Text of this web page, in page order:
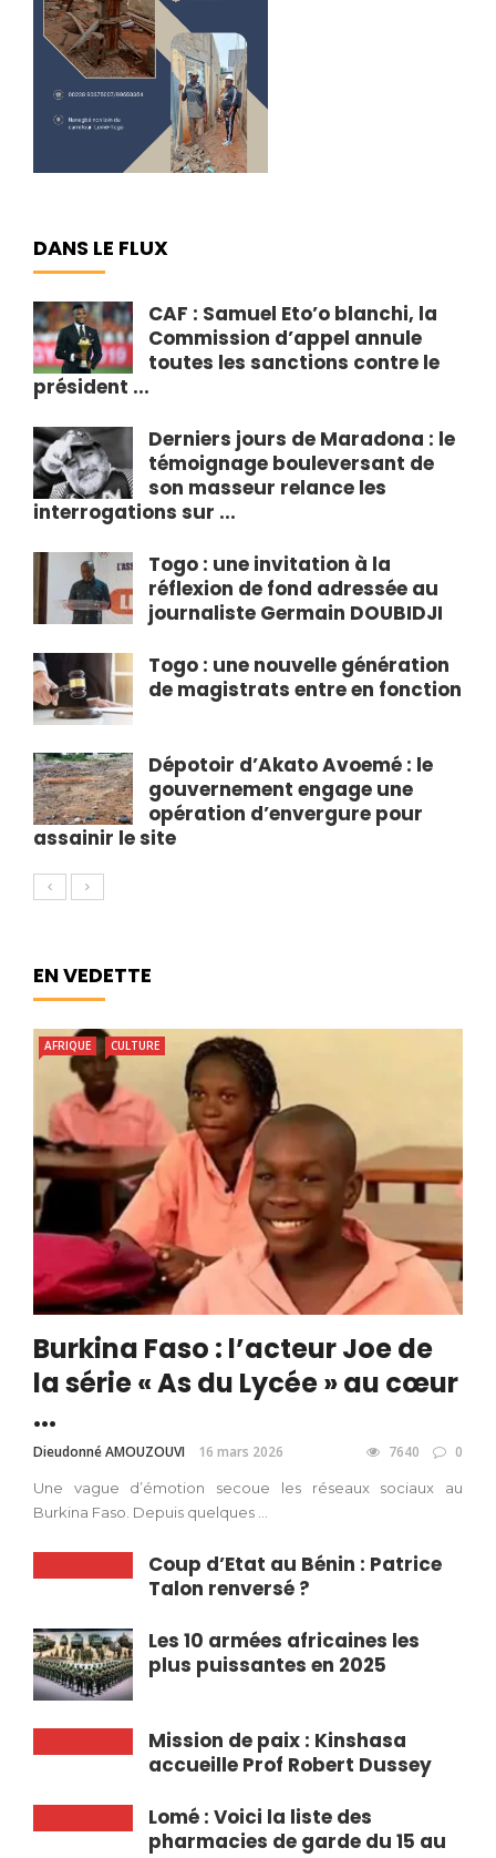
DANS LE FLUX
CAF : Samuel Eto’o blanchi, la
Commission d’appel annule
toutes les sanctions contre le
président ...
Derniers jours de Maradona : le
témoignage bouleversant de
son masseur relance les
interrogations sur ...
Togo : une invitation à la
réflexion de fond adressée au
journaliste Germain DOUBIDJI
Togo : une nouvelle génération
de magistrats entre en fonction
Dépotoir d’Akato Avoemé : le
gouvernement engage une
opération d’envergure pour
assainir le site
EN VEDETTE
AFRIQUE CULTURE
Burkina Faso : l’acteur Joe de
la série « As du Lycée » au cœur
...
Dieudonné AMOUZOUVI 16 mars 2026 7640 0
Une vague d’émotion secoue les réseaux sociaux au
Burkina Faso. Depuis quelques ...
Coup d’Etat au Bénin : Patrice
Talon renversé ?
Les 10 armées africaines les
plus puissantes en 2025
Mission de paix : Kinshasa
accueille Prof Robert Dussey
Lomé : Voici la liste des
pharmacies de garde du 15 au